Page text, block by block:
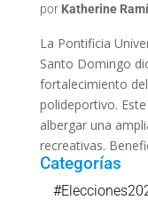
por Katherine
La Pontificia
Santo Domingo
fortalecimiento
polideportivo.
albergar una
recreativas.
Categorías